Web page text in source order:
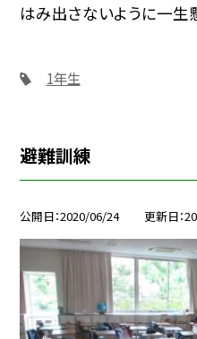
はみ出さないように一生
1年生
避難訓練
公開日 2020/06/24 更新日